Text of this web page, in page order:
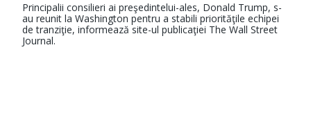
Principalii consilieri ai preşedintelui-ales, Donald Trump, s-
au reunit la Washington pentru a stabili priorităţile echipei
de tranziţie, informează site-ul publicaţiei The Wall Street
Journal.